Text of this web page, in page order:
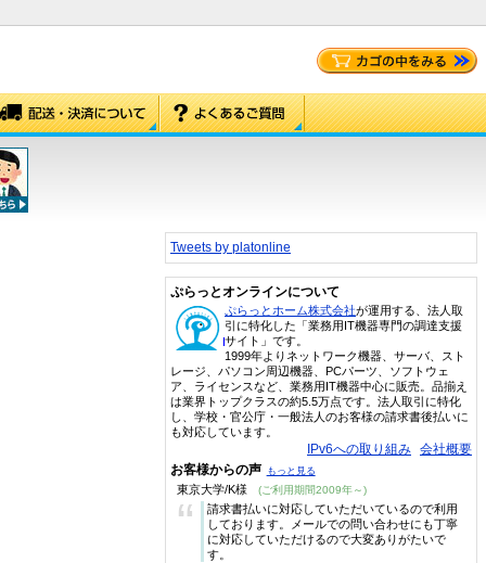
Tweets by platonline
ぷらっとオンラインについて
ぷらっとホーム株式会社が運用する、法人取
引に特化した「業務用IT機器専門の調達支援
サイト」です。
1999年よりネットワーク機器、サーバ、スト
レージ、パソコン周辺機器、PCパーツ、ソフトウェ
ア、ライセンスなど、業務用IT機器中心に販売。品揃え
は業界トップクラスの約5.5万点です。法人取引に特化
し、学校・官公庁・一般法人のお客様の請求書後払いに
も対応しています。
IPv6への取り組み 会社概要
お客様からの声 もっと見る
東京大学/K様 (ご利用期間2009年～)
“
請求書払いに対応していただいているので利用
しております。メールでの問い合わせにも丁寧
に対応していただけるので大変ありがたいで
す。